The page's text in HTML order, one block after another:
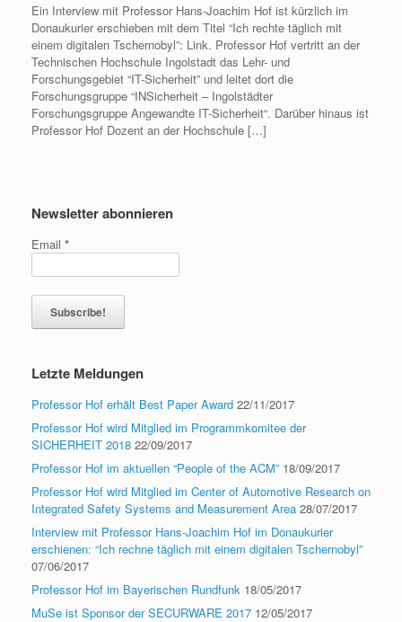
Ein Interview mit Professor Hans-Joachim Hof ist kürzlich im
Donaukurier erschieben mit dem Titel “Ich rechte täglich mit
einem digitalen Tschernobyl”: Link. Professor Hof vertritt an der
Technischen Hochschule Ingolstadt das Lehr- und
Forschungsgebiet “IT-Sicherheit” und leitet dort die
Forschungsgruppe “INSicherheit – Ingolstädter
Forschungsgruppe Angewandte IT-Sicherheit“. Darüber hinaus ist
Professor Hof Dozent an der Hochschule […]
Newsletter abonnieren
Email *
Letzte Meldungen
Professor Hof erhält Best Paper Award 22/11/2017
Professor Hof wird Mitglied im Programmkomitee der
SICHERHEIT 2018 22/09/2017
Professor Hof im aktuellen “People of the ACM” 18/09/2017
Professor Hof wird Mitglied im Center of Automotive Research on
Integrated Safety Systems and Measurement Area 28/07/2017
Interview mit Professor Hans-Joachim Hof im Donaukurier
erschienen: “Ich rechne täglich mit einem digitalen Tschernobyl”
07/06/2017
Professor Hof im Bayerischen Rundfunk 18/05/2017
MuSe ist Sponsor der SECURWARE 2017 12/05/2017